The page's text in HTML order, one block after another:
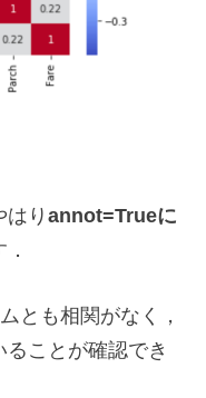
り annot=Trueに
とも相関がなく，
ことが確認でき